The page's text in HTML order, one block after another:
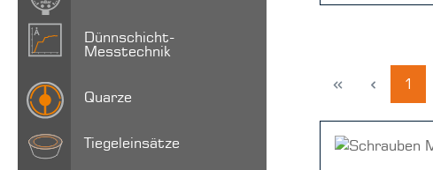
Dünnschicht-
Messtechnik
Quarze
Tiegeleinsätze
Seite
1